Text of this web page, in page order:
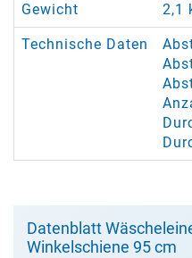
Gewicht 2,1
Technische Daten
Datenblatt
Winkelschiene 95 cm